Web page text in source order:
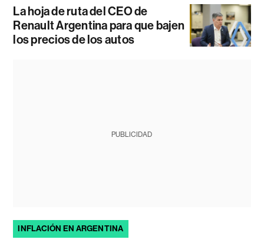
La hoja de ruta del CEO de
Renault Argentina para que bajen
los precios de los autos
PUBLICIDAD
INFLACIÓN EN ARGENTINA